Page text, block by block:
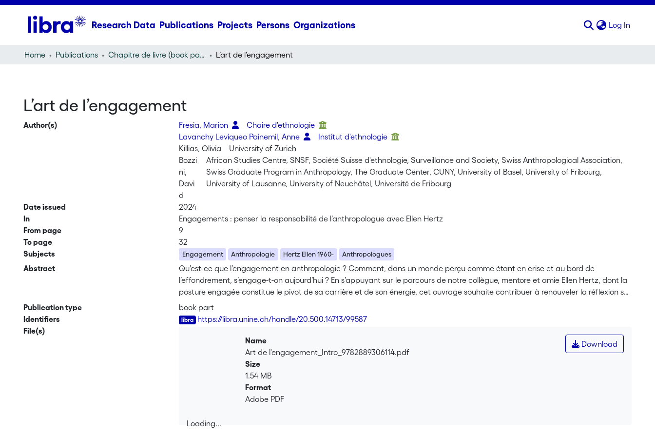
Research Data Publications Projects Persons Organizations Log In
Home Publications Chapitre de livre (book part) L’art de l’engagement
L’art de l’engagement
Author(s) Fresia, Marion
Chaire d'ethnologie
Lavanchy Leviqueo Painemil, Anne
Institut d'ethnologie
Killias, Olivia
University of Zurich
Bozzi
ni,
Davi
d
African Studies Centre, SNSF, Société Suisse d'ethnologie, Surveillance and Society, Swiss Anthropological Association,
Swiss Graduate Program in Anthropology, The Graduate Center, CUNY, University of Basel, University of Fribourg,
University of Lausanne, University of Neuchâtel, Université de Fribourg
Date issued
2024
In
Engagements : penser la responsabilité de l’anthropologue avec Ellen Hertz
From page
9
To page
32
Subjects
Engagement Anthropologie Hertz Ellen 1960- Anthropologues
Abstract
Qu’est-ce que l’engagement en anthropologie ? Comment, dans un monde perçu comme étant en crise et au bord de
l’effondrement, s’engage-t-on aujourd’hui ? En s’appuyant sur le parcours de notre collègue, mentore et amie Ellen Hertz, dont la
posture engagée constitue le pivot de sa carrière et de son énergie, cet ouvrage souhaite contribuer à renouveler la réflexion sur
ces questions. [...]
Publication type
book part
Identifiers
https://libra.unine.ch/handle/20.500.14713/99587
File(s)
Loading...
Download
Name
Art de l'engagement_Intro_9782889306114.pdf
Size
1.54 MB
Format
Adobe PDF